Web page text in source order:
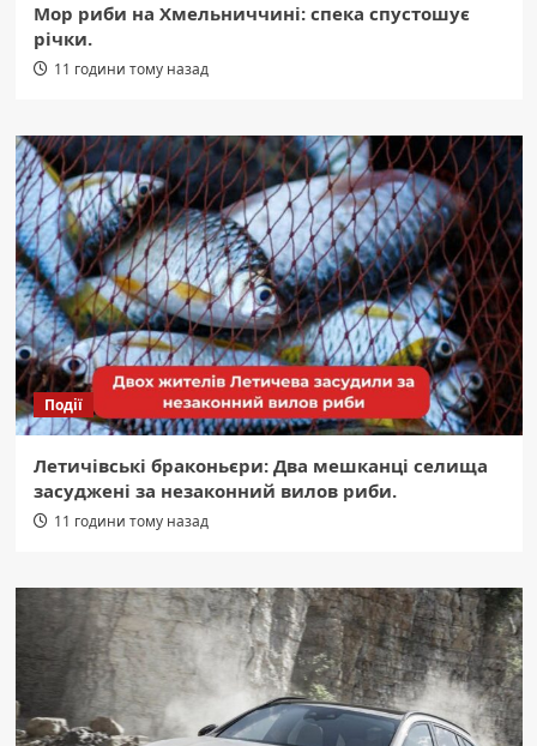
Мор риби на Хмельниччині: спека спустошує
річки.
11 години тому назад
Події
Летичівські браконьєри: Два мешканці селища
засуджені за незаконний вилов риби.
11 години тому назад